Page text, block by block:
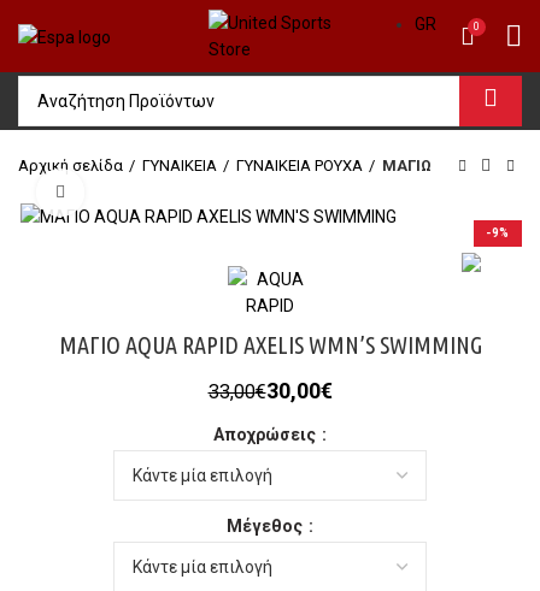
GR 0
Αρχική σελίδα ΓΥΝΑΙΚΕΙΑ ΓΥΝΑΙΚΕΙΑ ΡΟΥΧΑ ΜΑΓΙΩ
-9%
ΜΑΓΙΟ AQUA RAPID AXELIS WMN’S SWIMMING
33,00€Original
was:
33,00€.
30,00€Η
Αποχρώσεις
Μέγεθος